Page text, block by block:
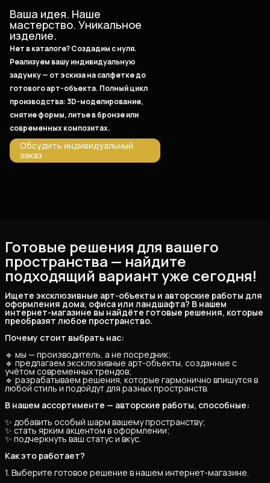
Ваша идея. Наше
мастерство. Уникальное
изделие.
Нет в каталоге? Создадим с нуля.
Реализуем вашу индивидуальную
задумку — от эскиза на салфетке до
готового арт-объекта. Полный цикл
производства: 3D-моделирование,
снятие формы, литье в бронзе или
современных композитах.
Обсудить индивидуальный
заказ
Готовые решения для вашего
пространства — найдите
подходящий вариант уже сегодня!
Ищете эксклюзивные арт-объекты и авторские работы для
оформления дома, офиса или ландшафта? В нашем
интернет-магазине вы найдёте готовые решения, которые
преобразят любое пространство.
Почему стоит выбрать нас:
🔹 мы — производитель, а не посредник;
🔹 предлагаем эксклюзивные арт-объекты, созданные с
учётом современных трендов;
🔹 разрабатываем решения, которые гармонично впишутся в
любой стиль и подойдут для разных пространств.
В нашем ассортименте — авторские работы, способные:
✨ добавить особый шарм вашему пространству;
✨ стать ярким акцентом в оформлении;
✨ подчеркнуть ваш статус и вкус.
Как это работает?
1. Выберите готовое решение в нашем интернет-магазине.